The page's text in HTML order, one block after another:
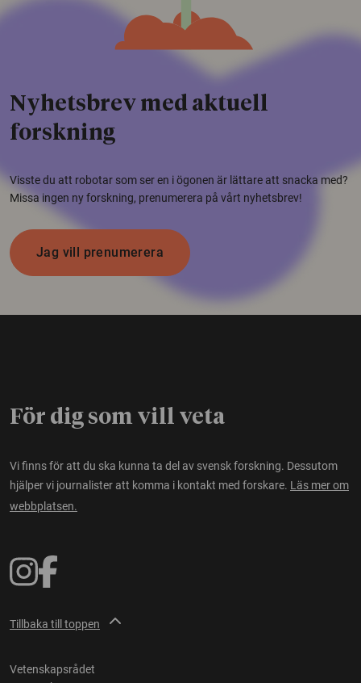
Nyhetsbrev med aktuell
forskning
Visste du att robotar som ser en i ögonen är lättare att snacka med?
Missa ingen ny forskning, prenumerera på vårt nyhetsbrev!
Jag vill prenumerera
För dig som vill veta
Vi finns för att du ska kunna ta del av svensk forskning. Dessutom
hjälper vi journalister att komma i kontakt med forskare. Läs mer om
webbplatsen.
Tillbaka till toppen
Vetenskapsrådet